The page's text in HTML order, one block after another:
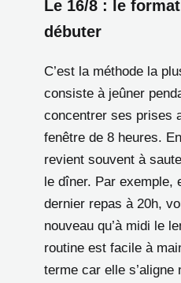
Le 16/8 : le
débuter
C’est la méthode la
consiste à jeûner
concentrer ses prises
fenêtre de 8 heures.
revient souvent à
le dîner. Par exemple,
dernier repas à 20h,
nouveau qu’à midi le
routine est facile à
terme car elle s’aligne